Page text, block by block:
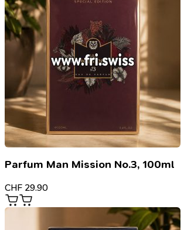
Parfum Man Mission No.3, 100ml
CHF 29.90